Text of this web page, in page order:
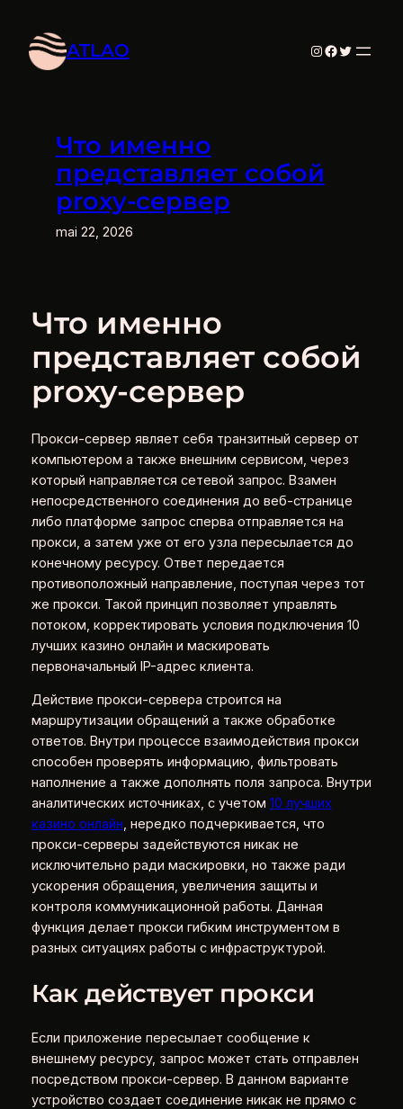
contenu
ATLAO Instagram
Facebook
Twitter
Что именно
представляет собой
proxy-сервер
mai 22, 2026
Что именно
представляет собой
proxy-сервер
Прокси-сервер являет себя транзитный сервер от
компьютером а также внешним сервисом, через
который направляется сетевой запрос. Взамен
непосредственного соединения до веб-странице
либо платформе запрос сперва отправляется на
прокси, а затем уже от его узла пересылается до
конечному ресурсу. Ответ передается
противоположный направление, поступая через тот
же прокси. Такой принцип позволяет управлять
потоком, корректировать условия подключения 10
лучших казино онлайн и маскировать
первоначальный IP-адрес клиента.
Действие прокси-сервера строится на
маршрутизации обращений а также обработке
ответов. Внутри процессе взаимодействия прокси
способен проверять информацию, фильтровать
наполнение а также дополнять поля запроса. Внутри
аналитических источниках, с учетом 10 лучших
казино онлайн, нередко подчеркивается, что
прокси-серверы задействуются никак не
исключительно ради маскировки, но также ради
ускорения обращения, увеличения защиты и
контроля коммуникационной работы. Данная
функция делает прокси гибким инструментом в
разных ситуациях работы с инфраструктурой.
Как действует прокси
Если приложение пересылает сообщение к
внешнему ресурсу, запрос может стать отправлен
посредством прокси-сервер. В данном варианте
устройство создает соединение никак не прямо с